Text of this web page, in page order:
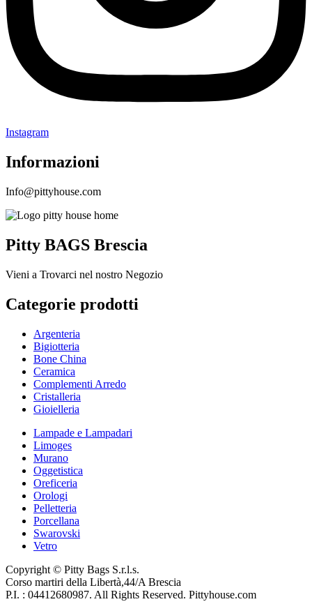
Instagram
Informazioni
Info@pittyhouse.com
Pitty BAGS Brescia
Vieni a Trovarci nel nostro Negozio
Categorie prodotti
Argenteria
Bigiotteria
Bone China
Ceramica
Complementi Arredo
Cristalleria
Gioielleria
Lampade e Lampadari
Limoges
Murano
Oggetistica
Oreficeria
Orologi
Pelletteria
Porcellana
Swarovski
Vetro
Copyright © Pitty Bags S.r.l.s.
Corso martiri della Libertà,44/A Brescia
P.I. : 04412680987. All Rights Reserved. Pittyhouse.com